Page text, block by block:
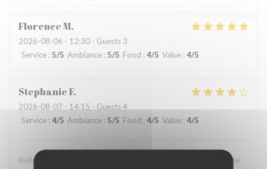
FlorenceM
2026-08-06 - 12:30 - Guests 3
Service : 5/5 Ambiance : 5/5 Food : 4/5 Value : 4/5
StephanieF
2026-08-07 - 14:15 - Guests 4
Service : 4/5 Ambiance : 5/5 Food : 4/5 Value : 4/5
Belle ambiance, vue mer imprenable, personnel à l’écoute de